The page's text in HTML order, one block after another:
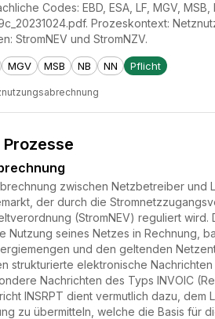
Codes: EBD, ESA, LF, MGV, MSB,
Prozeskontext:
StromNEV und StromNZV.
MGV MSB NB NN Pflicht
zwischen Netzbetreiber und
der durch die
(StromNEV) reguliert wird.
Nutzung seines Netzes in Rechnung,
und den geltenden
strukturierte elektronische Nachrichten
Nachrichten des Typs INVOIC
INSRPT dient vermutlich dazu, dem
zu übermitteln, welche die Basis für